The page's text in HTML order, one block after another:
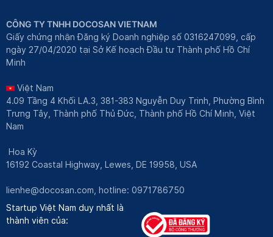
CÔNG TY TNHH DOCOSAN VIETNAM
Giấy chứng nhận Đăng ký Doanh nghiệp số 0316247099, cấp
ngày 27/04/2020 tại Sở Kế hoạch Đầu tư Thành phố Hồ Chí
Minh
Việt Nam
4.09 Tầng 4 Khối LA.3, 381-383 Nguyễn Duy Trinh, Phường Bình
Trưng Tây, Thành phố Thủ Đức, Thành phố Hồ Chí Minh, Việt
Nam
Hoa Kỳ
16192 Coastal Highway, Lewes, DE 19958, USA
lienhe@docosan.com, hotline: 0971786750
Startup Việt Nam duy nhất là
thành viên của: